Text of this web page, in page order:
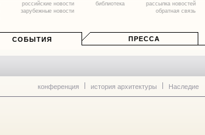
российские новости
зарубежные новости
библиотека
рассылка новостей
обратная связь
СОБЫТИЯ ПРЕССА
конференция история архитектуры Наследие